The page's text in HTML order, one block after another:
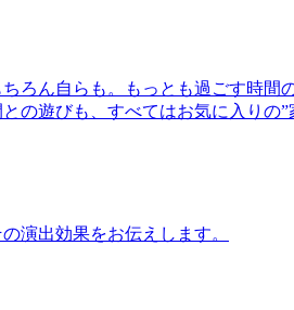
ろん自らも。もっとも過ごす時間
遊びも、すべてはお気に入りの
演出効果をお伝えします。